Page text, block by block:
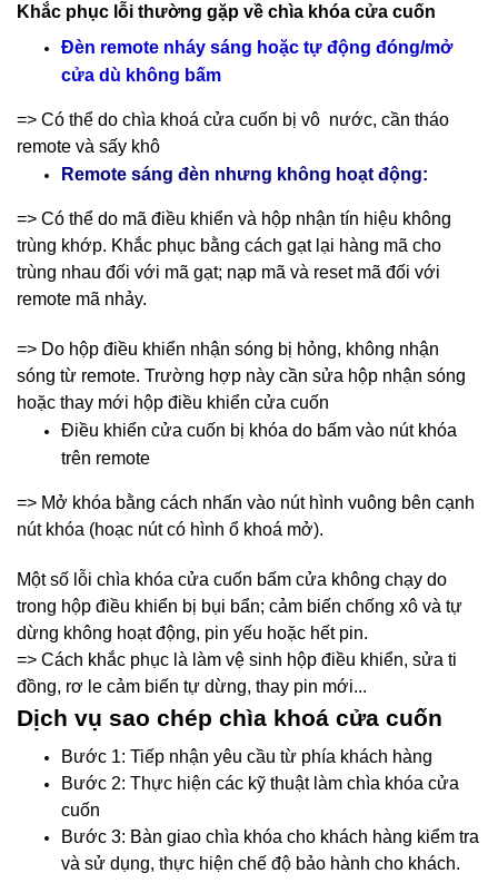
Khắc phục lỗi thường gặp về chìa khóa cửa cuốn
Đèn remote nháy sáng hoặc tự động đóng/mở
cửa dù không bấm
=> Có thể do chìa khoá cửa cuốn bị vô nước, cần tháo
remote và sấy khô
Remote sáng đèn nhưng không hoạt động:
=> Có thể do mã điều khiển và hộp nhận tín hiệu không
trùng khớp. Khắc phục bằng cách gạt lại hàng mã cho
trùng nhau đối với mã gạt; nạp mã và reset mã đối với
remote mã nhảy.
=> Do hộp điều khiển nhận sóng bị hỏng, không nhận
sóng từ remote. Trường hợp này cần sửa hộp nhận sóng
hoặc thay mới hộp điều khiển cửa cuốn
Điều khiển cửa cuốn bị khóa do bấm vào nút khóa
trên remote
=> Mở khóa bằng cách nhấn vào nút hình vuông bên cạnh
nút khóa (hoạc nút có hình ổ khoá mở).
Một số lỗi chìa khóa cửa cuốn bấm cửa không chạy do
trong hộp điều khiển bị bụi bẩn; cảm biến chống xô và tự
dừng không hoạt động, pin yếu hoặc hết pin.
=> Cách khắc phục là làm vệ sinh hộp điều khiển, sửa ti
đồng, rơ le cảm biến tự dừng, thay pin mới...
Dịch vụ sao chép chìa khoá cửa cuốn
Bước 1: Tiếp nhận yêu cầu từ phía khách hàng
Bước 2: Thực hiện các kỹ thuật làm chìa khóa cửa
cuốn
Bước 3: Bàn giao chìa khóa cho khách hàng kiểm tra
và sử dụng, thực hiện chế độ bảo hành cho khách.